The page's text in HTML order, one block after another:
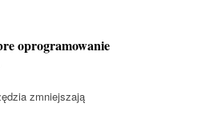
oprogramowanie
zmniejszają